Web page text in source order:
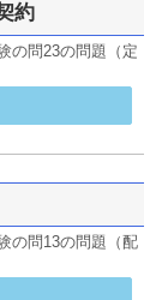
約
の問23の問題（定
の問13の問題（配